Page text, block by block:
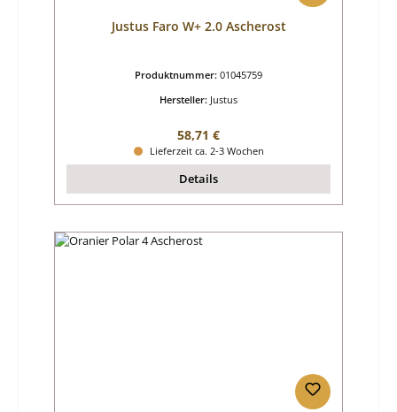
Justus Faro W+ 2.0 Ascherost
Produktnummer: 01045759
Hersteller: Justus
Regulärer Preis:
58,71 €
Lieferzeit ca. 2-3 Wochen
Details